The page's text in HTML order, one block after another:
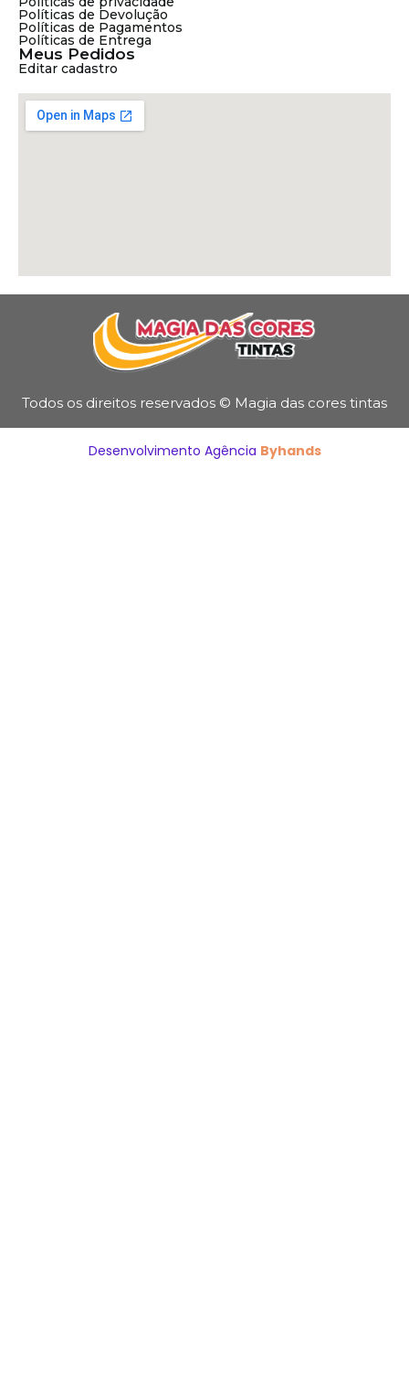
Políticas de Devolução
Políticas de Pagamentos
Políticas de Entrega
Meus Pedidos
Editar cadastro
Todos os direitos reservados © Magia das cores tintas
Desenvolvimento Agência Byhands